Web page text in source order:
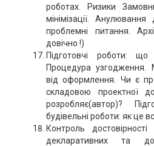
роботах. Ризики
мінімізації.
проблемні питання.
довічно !)
Підготовчі роботи:
Процедура узгодження.
від оформлення. Чи є
складовою проектної
розробляє(автор)?
будівельні роботи: як це
Контроль
декларативних та